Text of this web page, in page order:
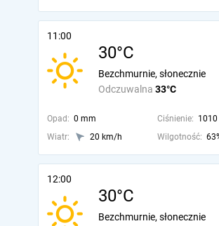
11:00
30°C
Odczuwalna 33°C
Bezchmurnie, słonecznie
Opad: 0 mm Ciśnienie: 1010
Wiatr:
20 km/h Wilgotność:
12:00
30°C
Bezchmurnie, słonecznie